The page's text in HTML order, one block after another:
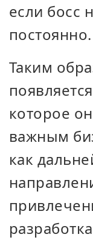
если босс
постоянно.
Таким
которое
важным
как